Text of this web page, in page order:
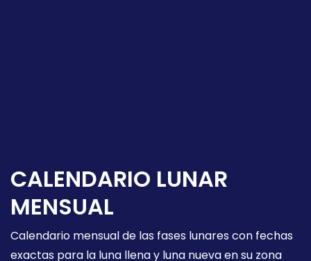
CALENDARIO LUNAR
MENSUAL
Calendario mensual de las fases lunares con fechas
exactas para la luna llena y luna nueva en su zona